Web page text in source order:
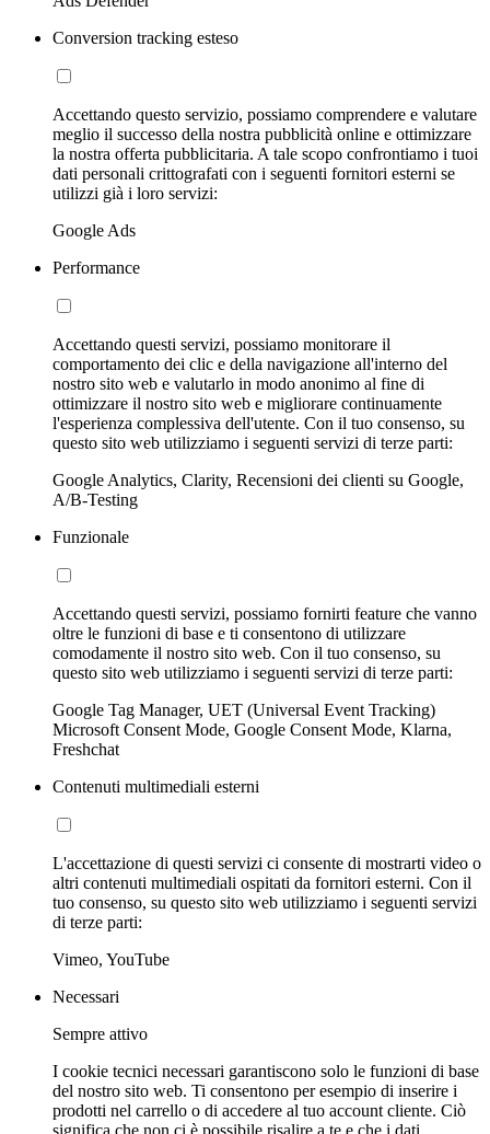
Conversion tracking esteso
Accettando questo servizio, possiamo comprendere e valutare
meglio il successo della nostra pubblicità online e ottimizzare
la nostra offerta pubblicitaria. A tale scopo confrontiamo i tuoi
dati personali crittografati con i seguenti fornitori esterni se
utilizzi già i loro servizi:
Google Ads
Performance
Accettando questi servizi, possiamo monitorare il
comportamento dei clic e della navigazione all'interno del
nostro sito web e valutarlo in modo anonimo al fine di
ottimizzare il nostro sito web e migliorare continuamente
l'esperienza complessiva dell'utente. Con il tuo consenso, su
questo sito web utilizziamo i seguenti servizi di terze parti:
Google Analytics, Clarity, Recensioni dei clienti su Google,
A/B-Testing
Funzionale
Accettando questi servizi, possiamo fornirti feature che vanno
oltre le funzioni di base e ti consentono di utilizzare
comodamente il nostro sito web. Con il tuo consenso, su
questo sito web utilizziamo i seguenti servizi di terze parti:
Google Tag Manager, UET (Universal Event Tracking)
Microsoft Consent Mode, Google Consent Mode, Klarna,
Freshchat
Contenuti multimediali esterni
L'accettazione di questi servizi ci consente di mostrarti video o
altri contenuti multimediali ospitati da fornitori esterni. Con il
tuo consenso, su questo sito web utilizziamo i seguenti servizi
di terze parti:
Vimeo, YouTube
Necessari
Sempre attivo
I cookie tecnici necessari garantiscono solo le funzioni di base
del nostro sito web. Ti consentono per esempio di inserire i
prodotti nel carrello o di accedere al tuo account cliente. Ciò
significa che non ci è possibile risalire a te e che i dati